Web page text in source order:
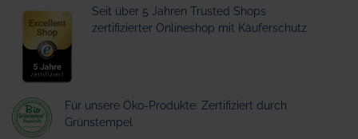
Seit über 5 Jahren Trusted Shops
zertifizierter Onlineshop mit Käuferschutz
Für unsere Öko-Produkte: Zertifiziert durch
Grünstempel